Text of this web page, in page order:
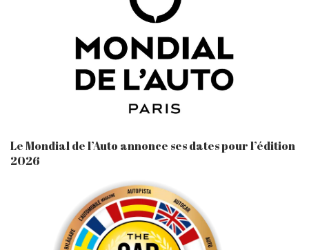
Le Mondial de l’Auto annonce ses dates pour l’édition
2026